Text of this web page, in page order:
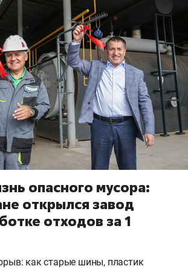
опасного мусора:
открылся завод
отходов за 1
как старые шины, пластик